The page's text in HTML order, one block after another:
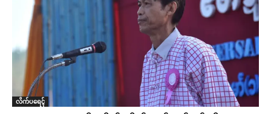
ပရိုၚ်လက္ကရဴအိုတ်
🏛 လညာတ်ပါ်ပဲါ
ညးဒါန်လိက်
လိက်ပရေၚ်